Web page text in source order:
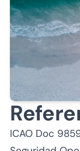
ICAO Doc